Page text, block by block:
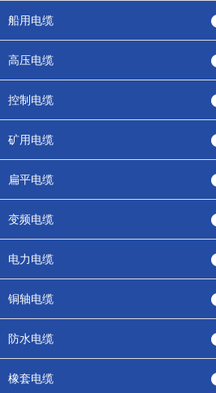
船用电缆
高压电缆
控制电缆
矿用电缆
扁平电缆
变频电缆
电力电缆
铜轴电缆
防水电缆
橡套电缆